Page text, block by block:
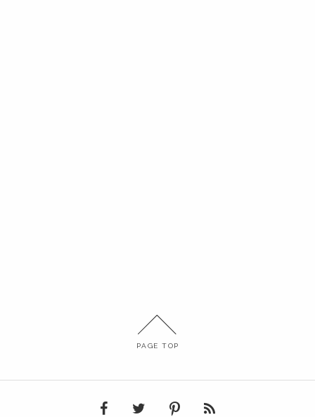
PAGE TOP